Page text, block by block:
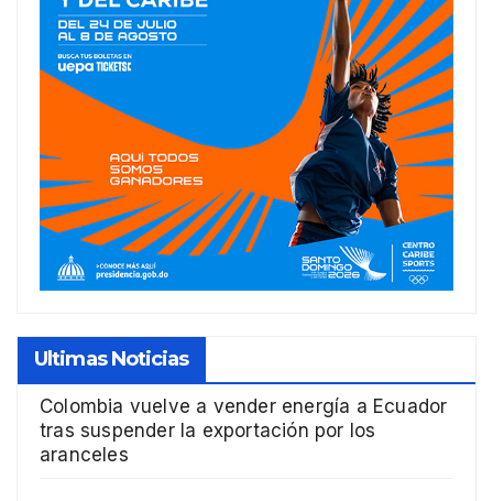
Ultimas Noticias
Colombia vuelve a vender energía a Ecuador
tras suspender la exportación por los
aranceles